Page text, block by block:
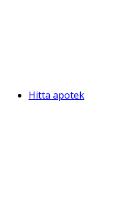
Hitta apotek